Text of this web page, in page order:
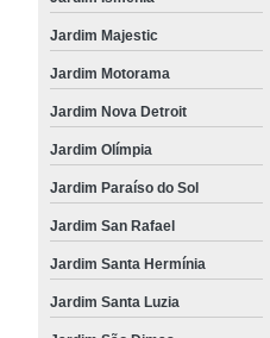
Jardim Majestic
Jardim Motorama
Jardim Nova Detroit
Jardim Olímpia
Jardim Paraíso do Sol
Jardim San Rafael
Jardim Santa Hermínia
Jardim Santa Luzia